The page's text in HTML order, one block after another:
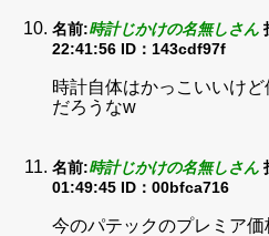
名前:時計じかけの名無しさん
22:41:56 ID：143cdf97f
時計自体はかっこいいけ
だろうなw
名前:時計じかけの名無しさん
01:49:45 ID：00bfca716
今のパテックのプレミア